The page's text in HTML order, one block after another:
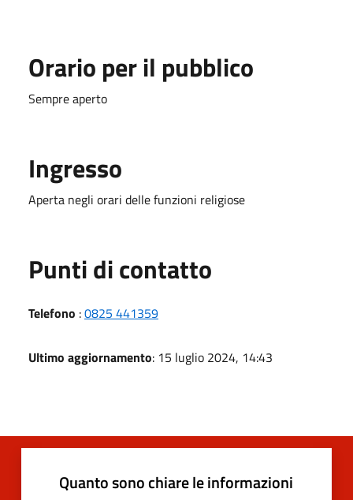
Orario per il pubblico
Sempre aperto
Ingresso
Aperta negli orari delle funzioni religiose
Punti di contatto
Telefono :0825 441359
Ultimo aggiornamento: 15 luglio 2024, 14:43
Quanto sono chiare le informazioni